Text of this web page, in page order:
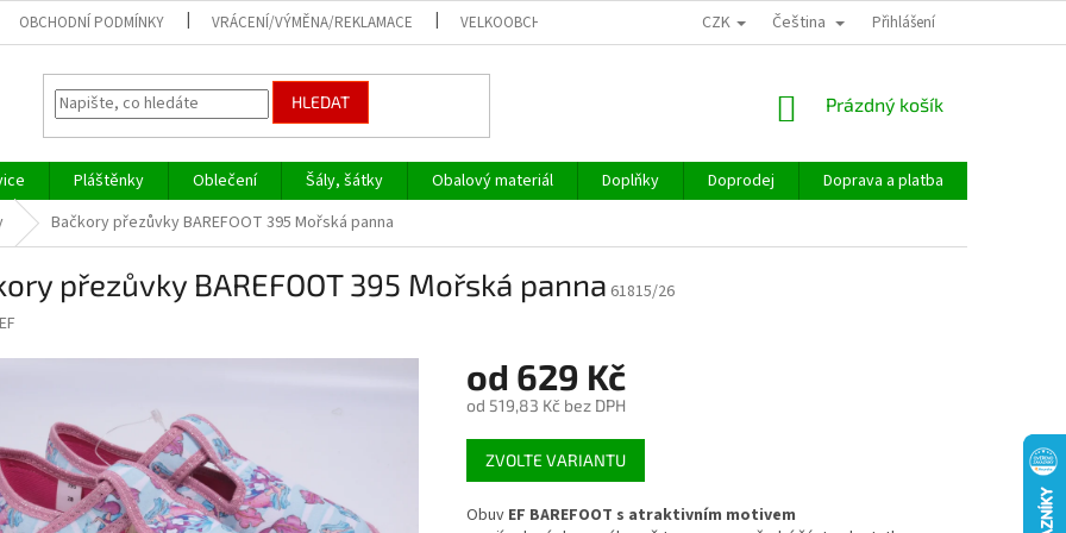
OBCHODNÍ PODMÍNKY VRÁCENÍ/VÝMĚNA/REKLAMACE VELKOOBCHOD CZK Čeština Přihlášení
HLEDAT
NÁKUPNÍ
Prázdný košík
Pláštěnky Oblečení Šály, šátky Obalový materiál Doplňky Doprodej Doprava a platba
Bačkory přezůvky BAREFOOT 395 Mořská panna
přezůvky BAREFOOT 395 Mořská panna 61815/26
EF
od 629 Kč
od 519,83 Kčbez DPH
Měrná
cena:
ZVOLTE VARIANTU
Obuv EF BAREFOOT s atraktivním motivem